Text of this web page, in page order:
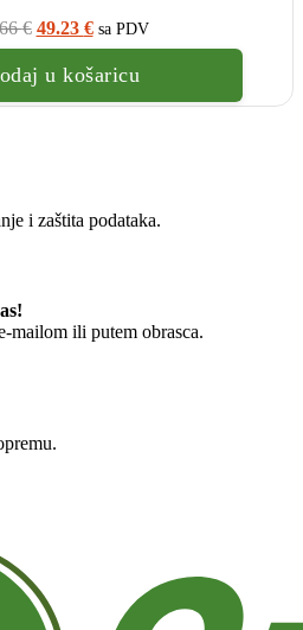
€ Izvorna
cijena
bila
je:
81.66
49.23 €Trenutna
cijena
je:
€.
sa PDV
u košaricu
i zaštita podataka.
mailom ili putem obrasca.